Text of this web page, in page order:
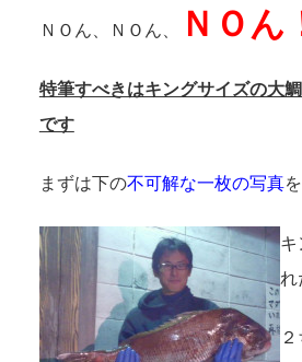
ＮＯん、ＮＯん、 ＮＯん
特筆すべきはキングサイズの大
です
まずは下の不可解な一枚の写真
キ
れ
２